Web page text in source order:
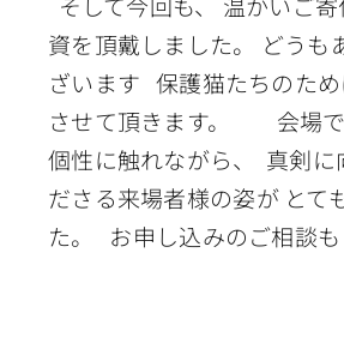
資を頂戴しました。 どうも
ざいます 保護猫たちのた
させて頂きます。 会場で
個性に触れながら、 真剣に
ださる来場者様の姿が とて
た。 お申し込みのご相談も